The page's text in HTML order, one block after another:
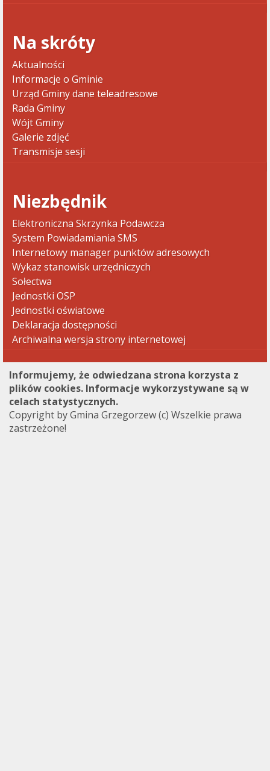
Na skróty
Aktualności
Informacje o Gminie
Urząd Gminy dane teleadresowe
Rada Gminy
Wójt Gminy
Galerie zdjęć
Transmisje sesji
Niezbędnik
Elektroniczna Skrzynka Podawcza
System Powiadamiania SMS
Internetowy manager punktów adresowych
Wykaz stanowisk urzędniczych
Sołectwa
Jednostki OSP
Jednostki oświatowe
Deklaracja dostępności
Archiwalna wersja strony internetowej
Informujemy, że odwiedzana strona korzysta z
plików cookies. Informacje wykorzystywane są w
celach statystycznych.
Copyright by Gmina Grzegorzew (c) Wszelkie prawa
zastrzeżone!